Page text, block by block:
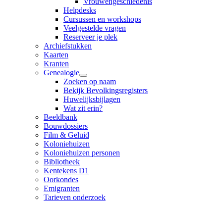
Helpdesks
Cursussen en workshops
Veelgestelde vragen
Reserveer je plek
Archiefstukken
Kaarten
Kranten
Genealogie
Zoeken op naam
Bekijk Bevolkingsregisters
Huwelijksbijlagen
Wat zit erin?
Beeldbank
Bouwdossiers
Film & Geluid
Koloniehuizen
Koloniehuizen personen
Bibliotheek
Kentekens D1
Oorkondes
Emigranten
Tarieven onderzoek